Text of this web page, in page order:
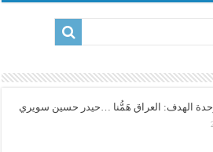
الهدف: العراق هَمُّنا …حيدر حسين سويري